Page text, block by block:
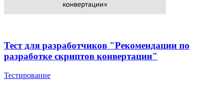
Тест для разработчиков "Рекомендации по
разработке скриптов конвертации"
Тестирование